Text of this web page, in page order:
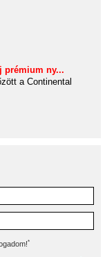
prémium ny...
a Continental
*